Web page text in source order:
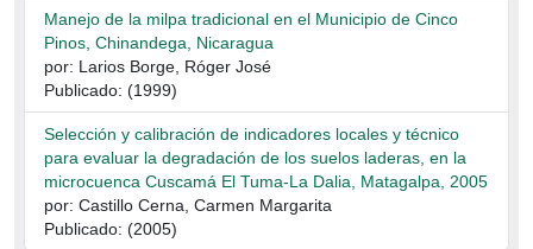
Manejo de la milpa tradicional en el Municipio de Cinco
Pinos, Chinandega, Nicaragua
por: Larios Borge, Róger José
Publicado: (1999)
Selección y calibración de indicadores locales y técnico
para evaluar la degradación de los suelos laderas, en la
microcuenca Cuscamá El Tuma-La Dalia, Matagalpa, 2005
por: Castillo Cerna, Carmen Margarita
Publicado: (2005)